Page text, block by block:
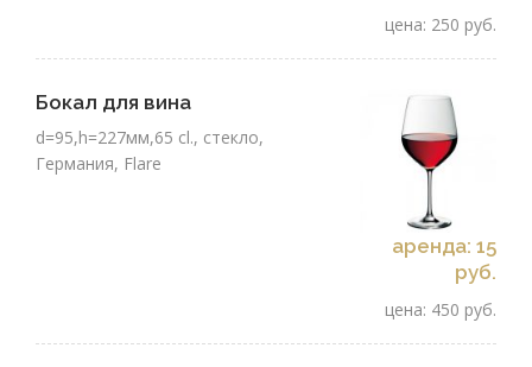
цена: 250 руб.
Бокал для вина
d=95,h=227мм,65 cl., стекло,
Германия, Flare
аренда: 15
руб.
цена: 450 руб.